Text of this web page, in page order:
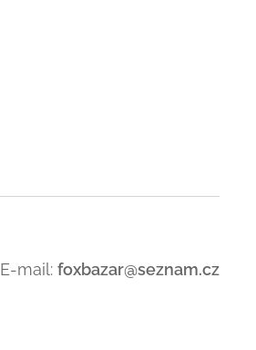
E-mail: foxbazar@seznam.cz